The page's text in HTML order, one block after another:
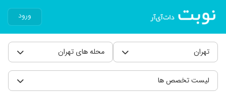
ورود
تهران محله های تهران
لیست تخصص ها